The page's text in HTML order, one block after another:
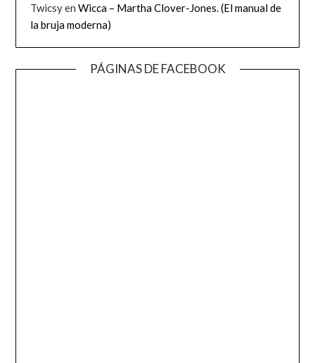
TwicsyenWicca – Martha Clover-Jones. (El manual de
la bruja moderna)
PÁGINAS DE FACEBOOK